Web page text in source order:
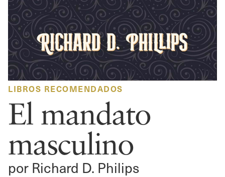
LIBROS RECOMENDADOS
El mandato
masculino
por Richard D. Philips